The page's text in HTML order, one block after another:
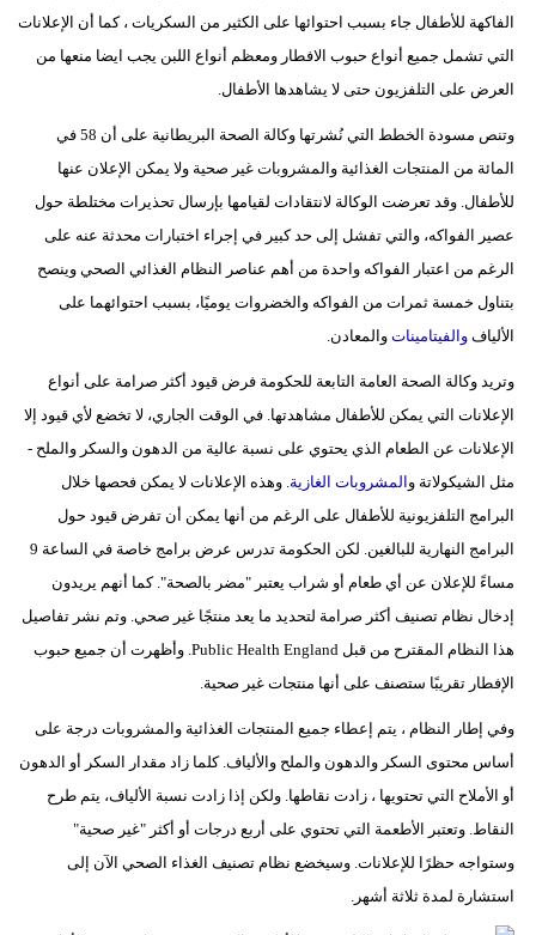
الفاكهة للأطفال جاء بسبب احتوائها على الكثير من السكريات ، كما أن الإعلانات
التي تشمل جميع أنواع حبوب الافطار ومعظم أنواع اللبن يجب ايضا منعها من
العرض على التلفزيون حتى لا يشاهدها الأطفال.
وتنص مسودة الخطط التي نُشرتها وكالة الصحة البريطانية على أن 58 في
المائة من المنتجات الغذائية والمشروبات غير صحية ولا يمكن الإعلان عنها
للأطفال. وقد تعرضت الوكالة لانتقادات لقيامها بإرسال تحذيرات مختلطة حول
عصير الفواكه، والتي تفشل إلى حد كبير في إجراء اختبارات محدثة عنه على
الرغم من اعتبار الفواكه واحدة من أهم عناصر النظام الغذائي الصحي وينصح
بتناول خمسة ثمرات من الفواكه والخضروات يوميًا، بسبب احتوائهما على
الأليافوالفيتاميناتوالمعادن.
وتريد وكالة الصحة العامة التابعة للحكومة فرض قيود أكثر صرامة على أنواع
الإعلانات التي يمكن للأطفال مشاهدتها. في الوقت الجاري، لا تخضع لأي قيود إلا
الإعلانات عن الطعام الذي يحتوي على نسبة عالية من الدهون والسكر والملح -
مثل الشيكولاتة و المشروبات الغازية. وهذه الإعلانات لا يمكن فحصها خلال
البرامج التلفزيونية للأطفال على الرغم من أنها يمكن أن تفرض قيود حول
البرامج النهارية للبالغين. لكن الحكومة تدرس عرض برامج خاصة في الساعة 9
مساءً للإعلان عن أي طعام أو شراب يعتبر "مضر بالصحة". كما أنهم يريدون
إدخال نظام تصنيف أكثر صرامة لتحديد ما يعد منتجًا غير صحي. وتم نشر تفاصيل
هذا النظام المقترح من قبل Public Health England. وأظهرت أن جميع حبوب
الإفطار تقريبًا ستصنف على أنها منتجات غير صحية.
وفي إطار النظام ، يتم إعطاء جميع المنتجات الغذائية والمشروبات درجة على
أساس محتوى السكر والدهون والملح والألياف. كلما زاد مقدار السكر أو الدهون
أو الأملاح التي تحتويها ، زادت نقاطها. ولكن إذا زادت نسبة الألياف، يتم طرح
النقاط. وتعتبر الأطعمة التي تحتوي على أربع درجات أو أكثر "غير صحية"
وستواجه حظرًا للإعلانات. وسيخضع نظام تصنيف الغذاء الصحي الآن إلى
استشارة لمدة ثلاثة أشهر.